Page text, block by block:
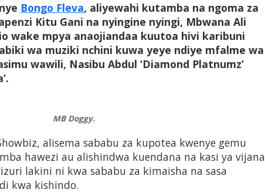
Bongo Fleva, aliyewahi kutamba na ngoma za
Kitu Gani na nyingine nyingi, Mbwana Ali
wake mpya anaojiandaa kuutoa hivi karibuni
wa muziki nchini kuwa yeye ndiye mfalme wa
wawili, Nasibu Abdul ‘Diamond Platnumz’
MB Doggy.
alisema sababu za kupotea kwenye gemu
hawezi au alishindwa kuendana na kasi ya vijana
lakini ni kwa sababu za kimaisha na sasa
kwa kishindo.